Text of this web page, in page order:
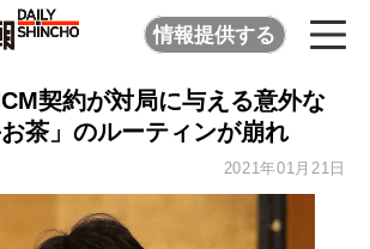
情報提供する
契約が対局に与える意外な
茶」のルーティンが崩れ
2021年01月21日